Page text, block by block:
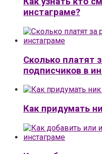
инстаграме?
Сколько платят
подписчиков в
Как придумать